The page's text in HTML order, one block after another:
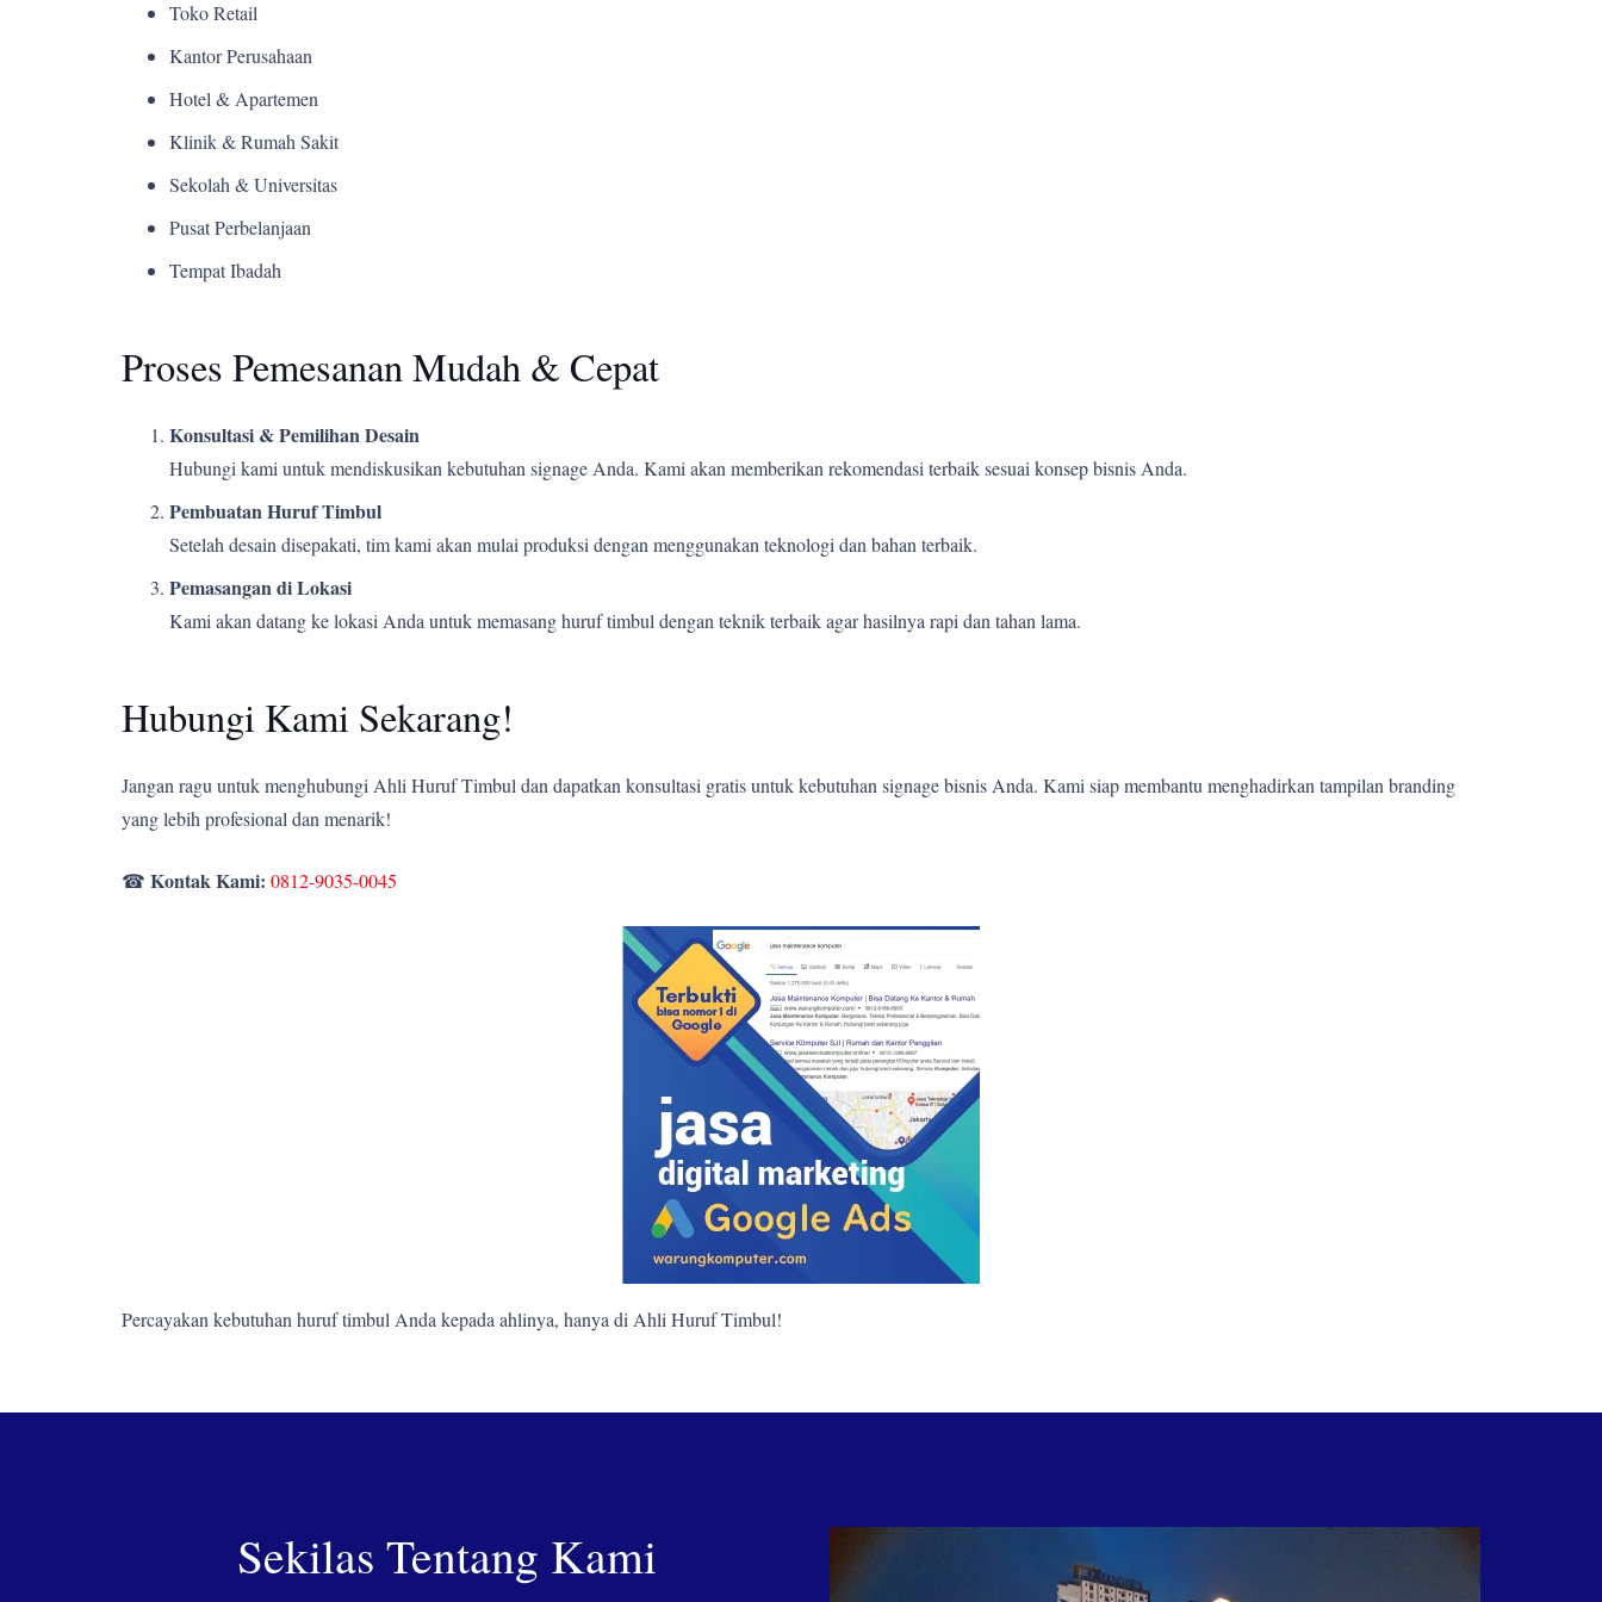
Toko Retail
Kantor Perusahaan
Hotel & Apartemen
Klinik & Rumah Sakit
Sekolah & Universitas
Pusat Perbelanjaan
Tempat Ibadah
Proses Pemesanan Mudah & Cepat
Konsultasi & Pemilihan Desain
Hubungi kami untuk mendiskusikan kebutuhan signage Anda. Kami akan memberikan rekomendasi terbaik sesuai konsep bisnis Anda.
Pembuatan Huruf Timbul
Setelah desain disepakati, tim kami akan mulai produksi dengan menggunakan teknologi dan bahan terbaik.
Pemasangan di Lokasi
Kami akan datang ke lokasi Anda untuk memasang huruf timbul dengan teknik terbaik agar hasilnya rapi dan tahan lama.
Hubungi Kami Sekarang!
Jangan ragu untuk menghubungi Ahli Huruf Timbul dan dapatkan konsultasi gratis untuk kebutuhan signage bisnis Anda. Kami siap membantu menghadirkan tampilan branding
yang lebih profesional dan menarik!
☎ Kontak Kami: 0812-9035-0045
Percayakan kebutuhan huruf timbul Anda kepada ahlinya, hanya di Ahli Huruf Timbul!
Sekilas Tentang Kami